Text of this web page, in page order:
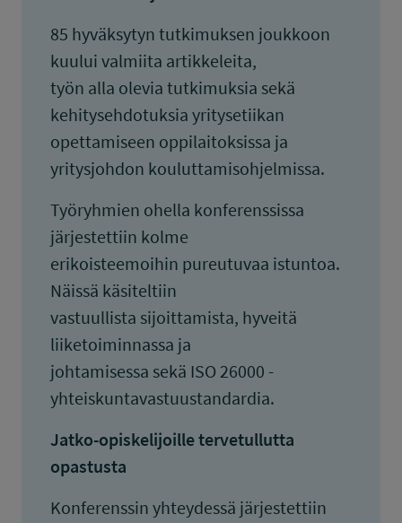
85 hyväksytyn tutkimuksen joukkoon
kuului valmiita artikkeleita,
työn alla olevia tutkimuksia sekä
kehitysehdotuksia yritysetiikan
opettamiseen oppilaitoksissa ja
yritysjohdon kouluttamisohjelmissa.
Työryhmien ohella konferenssissa
järjestettiin kolme
erikoisteemoihin pureutuvaa istuntoa.
Näissä käsiteltiin
vastuullista sijoittamista, hyveitä
liiketoiminnassa ja
johtamisessa sekä ISO 26000 -
yhteiskuntavastuustandardia.
Jatko-opiskelijoille tervetullutta
opastusta
Konferenssin yhteydessä järjestettiin